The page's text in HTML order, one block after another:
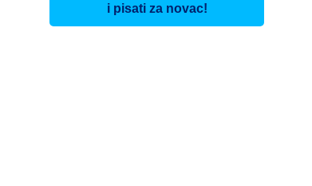
i pisati za novac!